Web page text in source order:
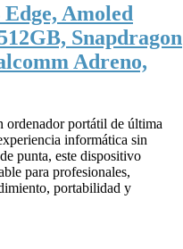
Amoled
Snapdragon
Adreno,
ordenador portátil de última
informática sin
punta, este dispositivo
para profesionales,
portabilidad y